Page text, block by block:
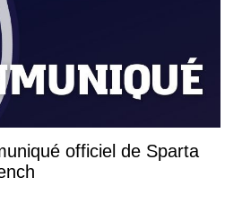
officiel de Sparta